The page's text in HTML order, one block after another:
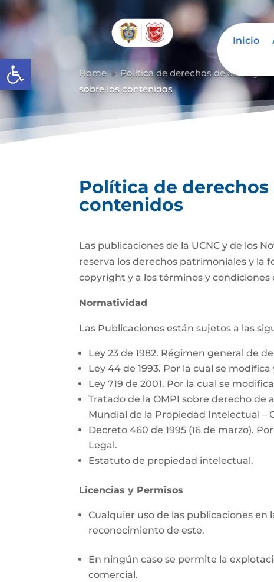
Abrir barra de herramientas
Inicio
Home 9 Política de derechos de autor y/
sobre los contenidos
Política de
contenidos
Las publicaciones de la UCNC y de los
reserva los derechos patrimoniales y la
copyright y a los términos y
Normatividad
Las Publicaciones están sujetos a las
Ley 23 de 1982. Régimen general de
Ley 44 de 1993. Por la cual se
Ley 719 de 2001. Por la cual se
Tratado de la OMPI sobre derecho de
Mundial de la Propiedad Intelectual –
Decreto 460 de 1995 (16 de marzo).
Legal.
Estatuto de propiedad intelectual.
Licencias y Permisos
Cualquier uso de las publicaciones
reconocimiento de este.
En ningún caso se permite la
comercial.